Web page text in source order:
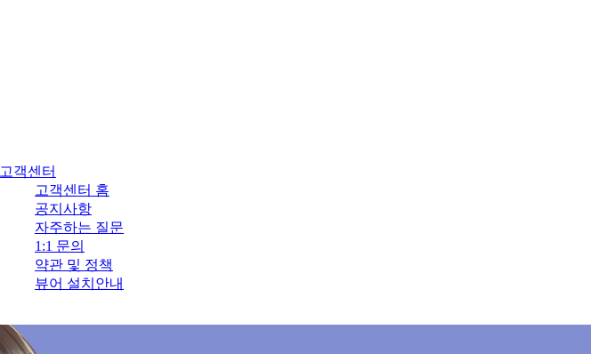
고객센터
고객센터 홈
공지사항
자주하는 질문
1:1 문의
약관 및 정책
뷰어 설치안내